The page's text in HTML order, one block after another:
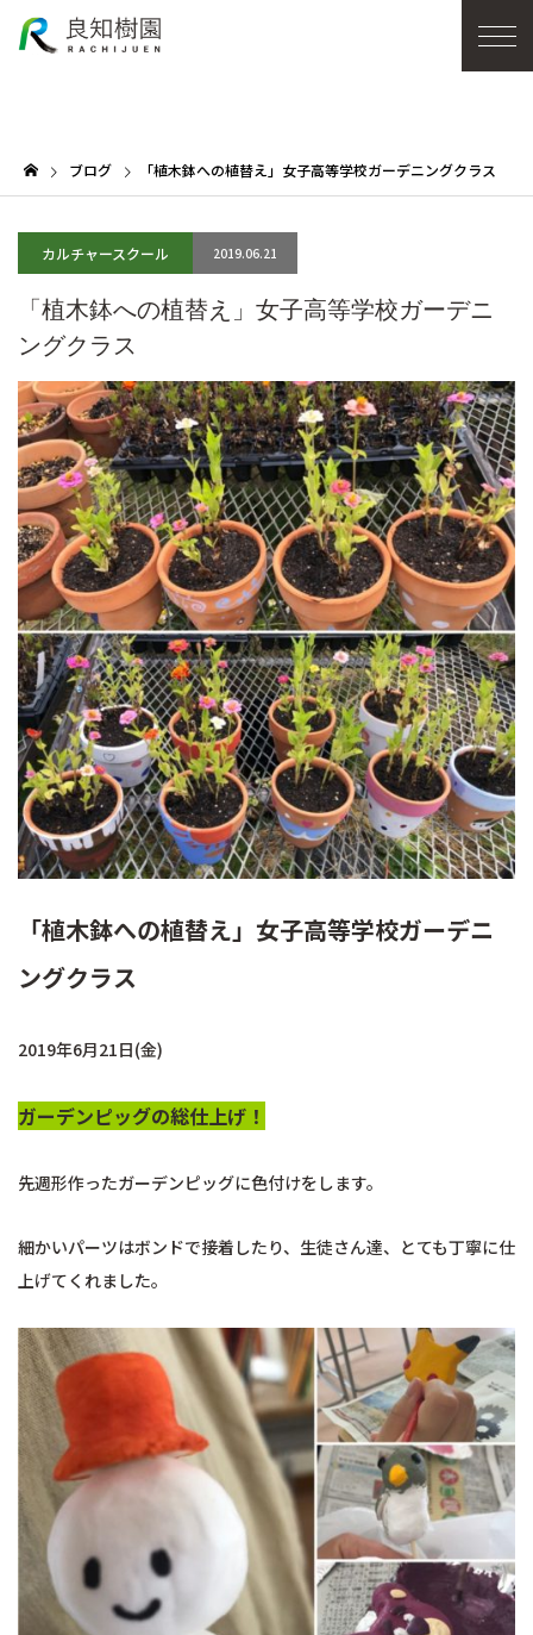
ブログ 「植木鉢への植替え」女子高等学校ガーデニングクラス
カルチャースクール 2019.06.21
「植木鉢への植替え」女子高等学校ガーデニ
ングクラス
「植木鉢への植替え」女子高等学校ガーデニ
ングクラス
2019年6月21日(金)
ガーデンピッグの総仕上げ！
先週形作ったガーデンピッグに色付けをします。
細かいパーツはボンドで接着したり、生徒さん達、とても丁寧に仕
上げてくれました。